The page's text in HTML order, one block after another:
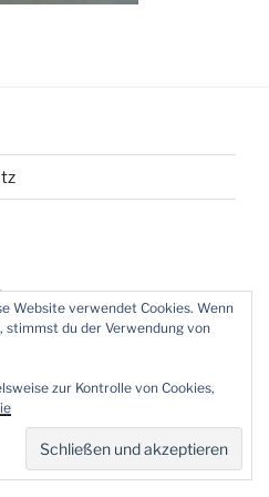
Website verwendet Cookies. Wenn
du der Verwendung von
zur Kontrolle von Cookies,